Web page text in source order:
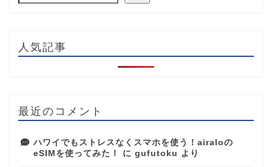
人気記事
最近のコメント
ハワイでもストレスなくスマホを使う！airaloの
eSIMを使ってみた！
に gufutoku より